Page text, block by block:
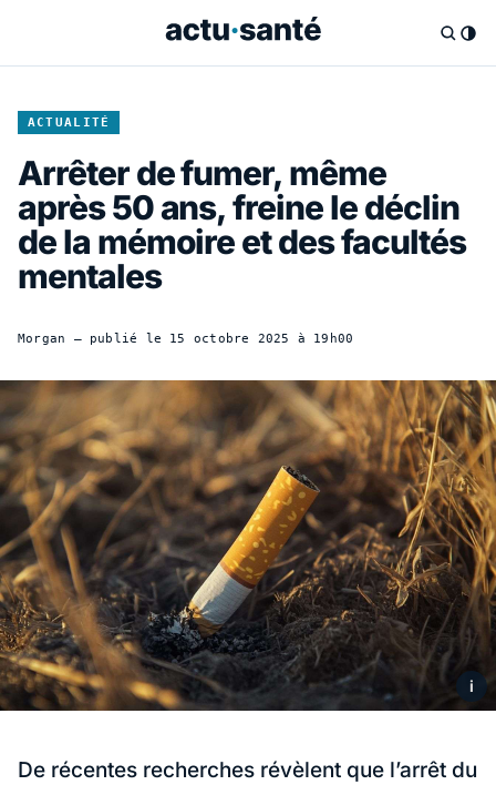
ACTUALITÉ
Arrêter de fumer, même
après 50 ans, freine le déclin
de la mémoire et des facultés
mentales
Morgan — publié le 15 octobre 2025 à 19h00
i
De récentes recherches révèlent que l’arrêt du